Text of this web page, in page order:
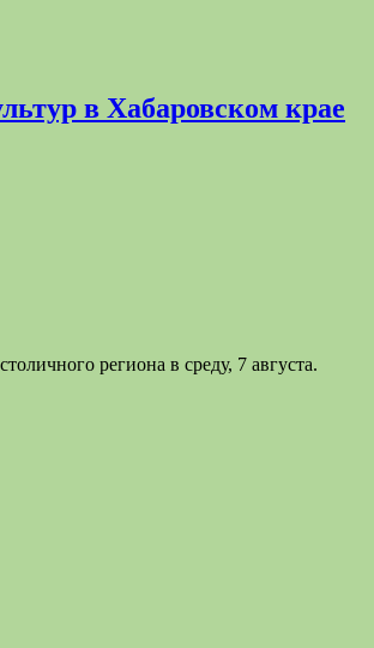
в Хабаровском крае
региона в среду, 7 августа.